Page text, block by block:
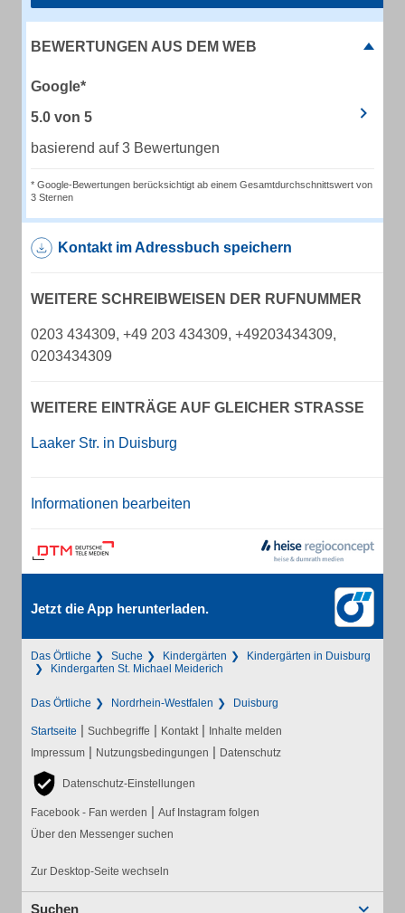
BEWERTUNGEN AUS DEM WEB
Google*
5.0 von 5
basierend auf 3 Bewertungen
* Google-Bewertungen berücksichtigt ab einem Gesamtdurchschnittswert von
3 Sternen
Kontakt im Adressbuch speichern
WEITERE SCHREIBWEISEN DER RUFNUMMER
0203 434309, +49 203 434309, +49203434309,
0203434309
WEITERE EINTRÄGE AUF GLEICHER STRASSE
Laaker Str. in Duisburg
Informationen bearbeiten
Jetzt die App herunterladen.
Das Örtliche Suche Kindergärten
Kindergärten in Duisburg
Kindergarten St. Michael Meiderich
Das Örtliche Nordrhein-Westfalen Duisburg
Startseite | Suchbegriffe | Kontakt | Inhalte melden
Impressum | Nutzungsbedingungen | Datenschutz
Datenschutz-Einstellungen
Facebook - Fan werden | Auf Instagram folgen
Über den Messenger suchen
Zur Desktop-Seite wechseln
Suchen